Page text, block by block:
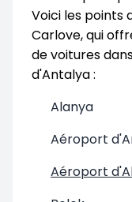
Voici les points
Carlove, qui
de voitures
d'Antalya :
Alanya
Aéroport
Aéroport